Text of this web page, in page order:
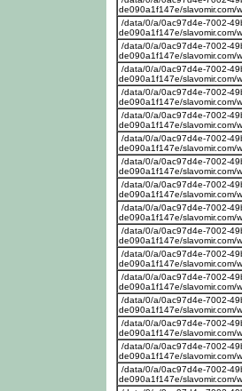
de090a1f147e/slavomir.com/
/data/0/a/0ac97d4e-7002-
de090a1f147e/slavomir.com/
/data/0/a/0ac97d4e-7002-
de090a1f147e/slavomir.com/
/data/0/a/0ac97d4e-7002-
de090a1f147e/slavomir.com/
/data/0/a/0ac97d4e-7002-
de090a1f147e/slavomir.com/
/data/0/a/0ac97d4e-7002-
de090a1f147e/slavomir.com/
/data/0/a/0ac97d4e-7002-
de090a1f147e/slavomir.com/
/data/0/a/0ac97d4e-7002-
de090a1f147e/slavomir.com/
/data/0/a/0ac97d4e-7002-
de090a1f147e/slavomir.com/
/data/0/a/0ac97d4e-7002-
de090a1f147e/slavomir.com/
/data/0/a/0ac97d4e-7002-
de090a1f147e/slavomir.com/
/data/0/a/0ac97d4e-7002-
de090a1f147e/slavomir.com/
/data/0/a/0ac97d4e-7002-
de090a1f147e/slavomir.com/
/data/0/a/0ac97d4e-7002-
de090a1f147e/slavomir.com/
/data/0/a/0ac97d4e-7002-
de090a1f147e/slavomir.com/
/data/0/a/0ac97d4e-7002-
de090a1f147e/slavomir.com/
/data/0/a/0ac97d4e-7002-
de090a1f147e/slavomir.com/